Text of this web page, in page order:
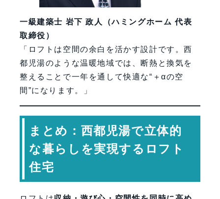
一級建築士 岩下 政人（ハミングホーム 代表
取締役）
「ロフトは空間の余白を活かす設計です。西
都児湯のような温暖地域では、断熱と換気を
整えることで一年を通して快適な“＋αの空
間”になります。」
まとめ：西都児湯で立体的
な暮らしを実現するロフト
住宅